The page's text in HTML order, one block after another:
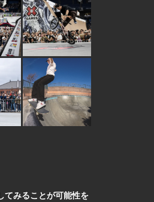
てみることが可能性を